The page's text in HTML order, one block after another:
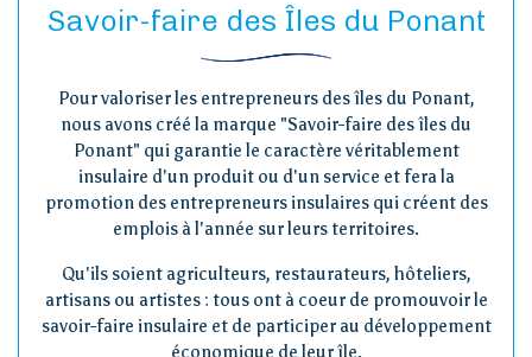
Savoir-faire des Îles du Ponant
Pour valoriser les entrepreneurs des îles du Ponant,
nous avons créé la marque "Savoir-faire des îles du
Ponant" qui garantie le caractère véritablement
insulaire d'un produit ou d'un service et fera la
promotion des entrepreneurs insulaires qui créent des
emplois à l'année sur leurs territoires.
Qu'ils soient agriculteurs, restaurateurs, hôteliers,
artisans ou artistes : tous ont à coeur de promouvoir le
savoir-faire insulaire et de participer au développement
économique de leur île.